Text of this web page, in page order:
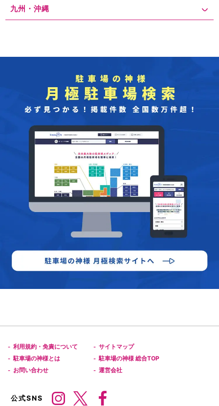
九州・沖縄
- 利用規約・免責について - サイトマップ
- 駐車場の神様とは - 駐車場の神様 総合TOP
- お問い合わせ - 運営会社
公式SNS